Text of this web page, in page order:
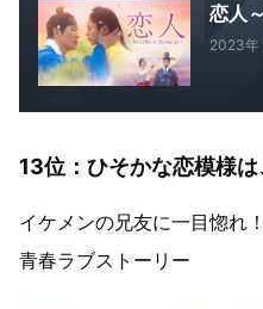
恋人
2023年
13位：ひそかな恋模様
イケメンの兄友に一目惚れ
青春ラブストーリー